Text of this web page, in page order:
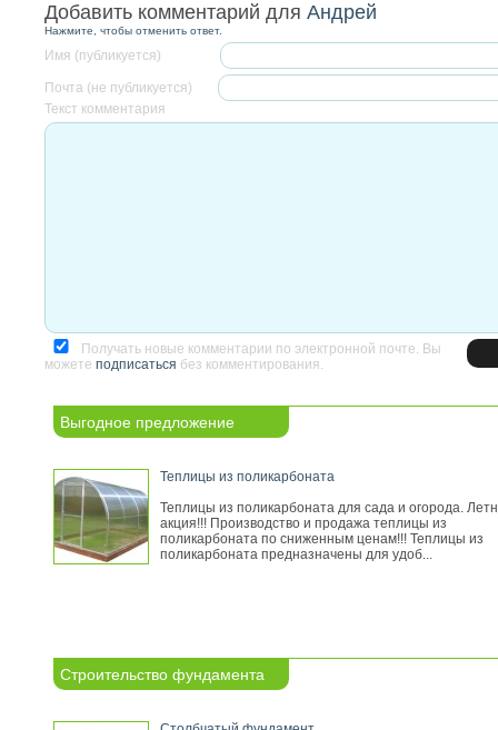
Добавить комментарий для Андрей
Нажмите, чтобы отменить ответ.
Имя (публикуется)
Почта (не публикуется)
Текст комментария
Получать новые комментарии по электронной почте. Вы
можете подписаться без комментирования.
Выгодное предложение
Теплицы из поликарбоната
Теплицы из поликарбоната для сада и огорода.
акция!!! Производство и продажа теплицы из
поликарбоната по сниженным ценам!!! Теплицы из
поликарбоната предназначены для удоб...
Строительство фундамента